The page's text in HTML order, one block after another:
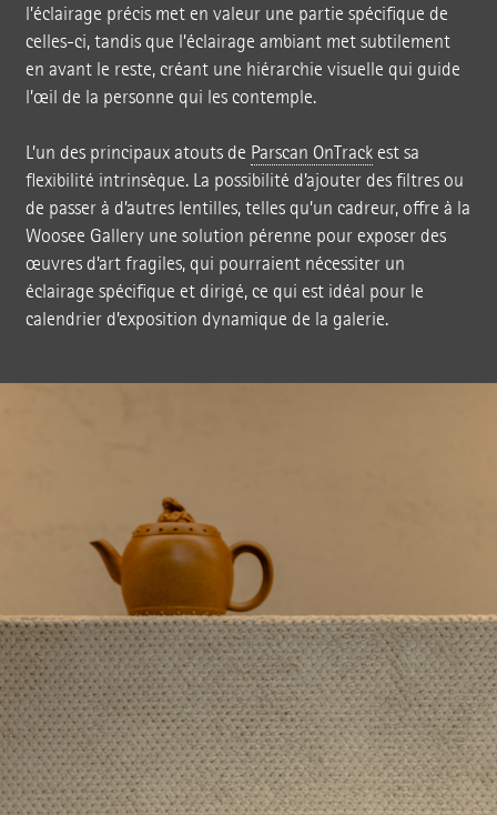
l’éclairage précis met en valeur une partie spécifique de
celles-ci, tandis que l’éclairage ambiant met subtilement
en avant le reste, créant une hiérarchie visuelle qui guide
l’œil de la personne qui les contemple.
L’un des principaux atouts de Parscan OnTrackest sa
flexibilité intrinsèque. La possibilité d’ajouter des filtres ou
de passer à d’autres lentilles, telles qu’un cadreur, offre à la
Woosee Gallery une solution pérenne pour exposer des
œuvres d’art fragiles, qui pourraient nécessiter un
éclairage spécifique et dirigé, ce qui est idéal pour le
calendrier d’exposition dynamique de la galerie.